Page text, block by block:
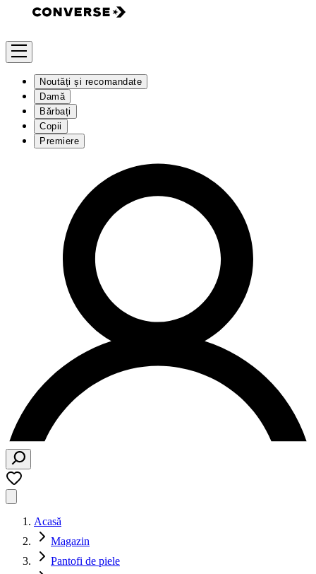
Noutăți și recomandate
Damă
Bărbați
Copii
Premiere
Acasă
Magazin
Pantofi de piele